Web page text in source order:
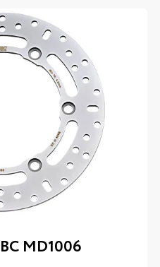
MD1006